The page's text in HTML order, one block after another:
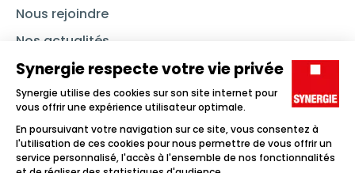
Nous rejoindre
Nos actualités
Nous contacter
Linkedin SynergieInstagramTikTok Youtube